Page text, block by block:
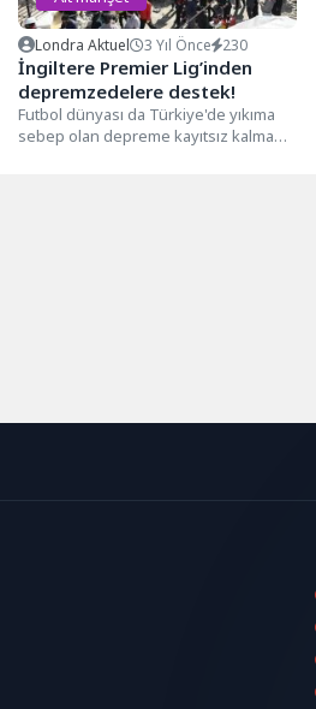
Londra Aktuel 3 Yıl Önce 230
İngiltere Premier Lig’inden
depremzedelere destek!
Futbol dünyası da Türkiye'de yıkıma
sebep olan depreme kayıtsız kalmadı.